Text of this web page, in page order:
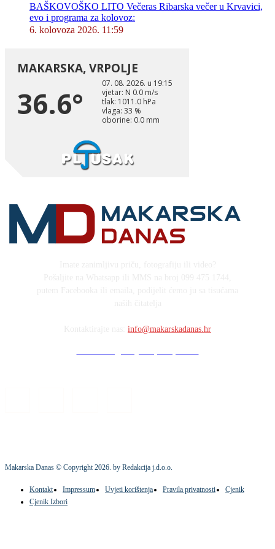
BAŠKOVOŠKO LITO Večeras Ribarska večer u Krvavici,
evo i programa za kolovoz:
6. kolovoza 2026. 11:59
info@makarskadanas.hr
Makarska Danas © Copyright2026. by Redakcija j.d.o.o.
Kontakt Impressum Uvjeti korištenja Pravila privatnosti
Cjenik
Cjenik Izbori